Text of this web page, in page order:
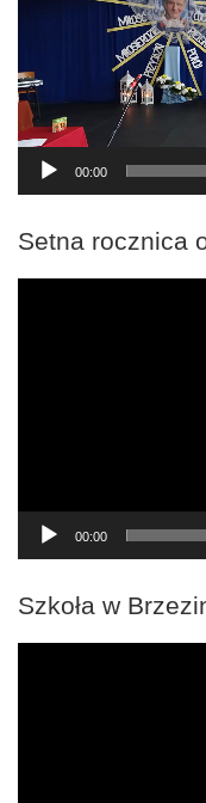
00:00
Setna rocznica
00:00
Szkoła w